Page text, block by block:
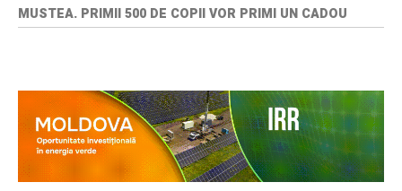
MUSTEA. PRIMII 500 DE COPII VOR PRIMI UN CADOU